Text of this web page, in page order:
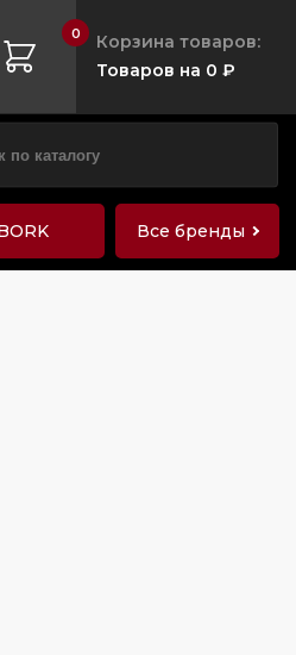
0
Корзина товаров:
Товаров на 0 ₽
Все бренды